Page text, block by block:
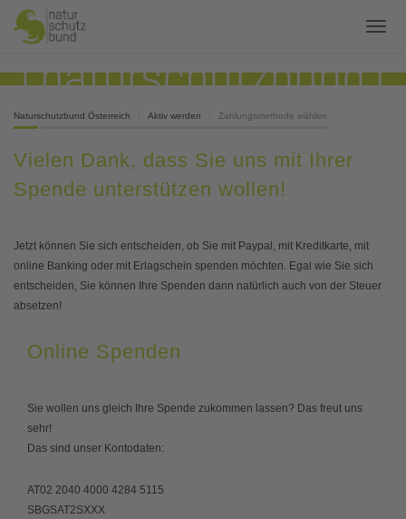
Naturschutzbund Österreich Aktiv werden Zahlungsmethode wählen
Vielen Dank, dass Sie uns mit Ihrer
Spende unterstützen wollen!
Jetzt können Sie sich entscheiden, ob Sie mit Paypal, mit Kreditkarte, mit
online Banking oder mit Erlagschein spenden möchten. Egal wie Sie sich
entscheiden, Sie können Ihre Spenden dann natürlich auch von der Steuer
absetzen!
Online Spenden
Sie wollen uns gleich Ihre Spende zukommen lassen? Das freut uns
sehr!
Das sind unser Kontodaten:
AT02 2040 4000 4284 5115
SBGSAT2SXXX